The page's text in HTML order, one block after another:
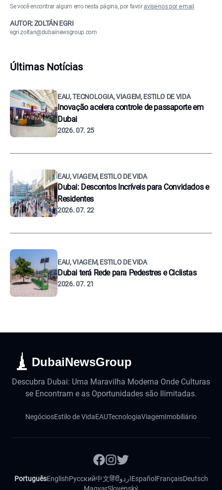
Se você encontrar algum erro nesta página, por favoravise-nos por e-mail .
AUTOR: ZOLTÁN EGRI
egri.zoltan@dubainewsgroup.com
Últimas Notícias
EAU, TECNOLOGIA, VIAGEM, ESTILO DE VIDA
Inovação acelera controle de passaporte em
Dubai
2026. 07. 25
EAU, VIAGEM, ESTILO DE VIDA
Dubai: Descontos Incríveis para Convidados e
Residentes
2026. 07. 22
EAU, VIAGEM, ESTILO DE VIDA
Dubai terá Rede para Pedestres e Ciclistas
2026. 07. 21
DubaiNewsGroup
Descubra Dubai: Uma Maravilha Moderna Onde Culturas
se Encontram e as Oportunidades são Ilimitadas.
NegóciosEstilo de VidaEAUTecnologiaViagemImobiliário
PortuguêsEnglishРусский中文हिंदीاردوEspañol FrançaisDeutsch